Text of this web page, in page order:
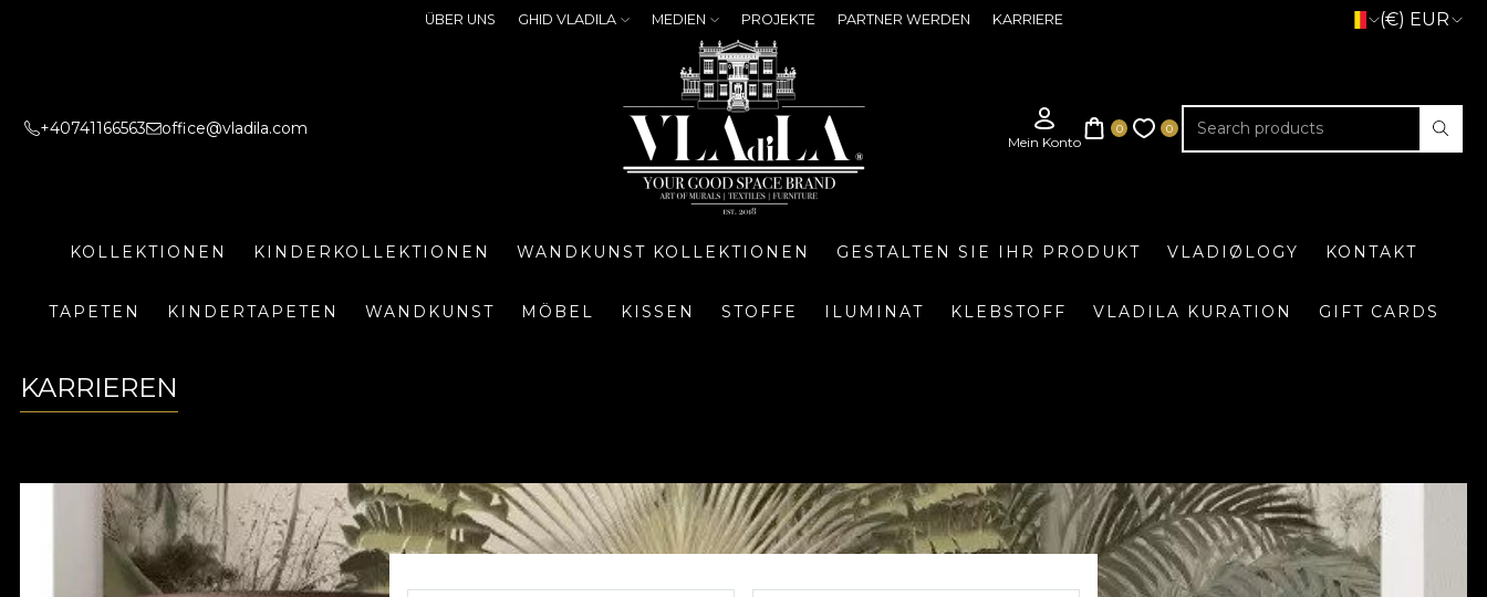
ÜBER UNS GHID VLADILA MEDIEN PROJEKTE PARTNER WERDEN KARRIERE (€) EUR
+40741166563 office@vladila.com
KOLLEKTIONEN KINDERKOLLEKTIONEN WANDKUNST KOLLEKTIONEN GESTALTEN SIE IHR PRODUKT VLADIØLOGY KONTAKT
TAPETEN KINDERTAPETEN WANDKUNST MÖBEL KISSEN STOFFE ILUMINAT KLEBSTOFF VLADILA KURATION GIFT CARDS
KARRIEREN